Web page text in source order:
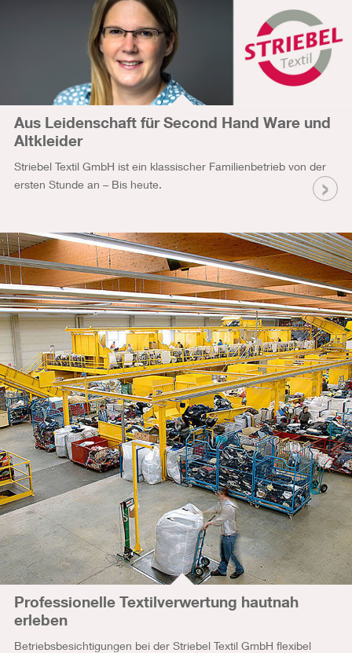
Aus Leidenschaft für Second Hand Ware und
Altkleider
Striebel Textil GmbH ist ein klassischer Familienbetrieb von der
ersten Stunde an – Bis heute.
Professionelle Textilverwertung hautnah
erleben
Betriebsbesichtigungen bei der Striebel Textil GmbH flexibel